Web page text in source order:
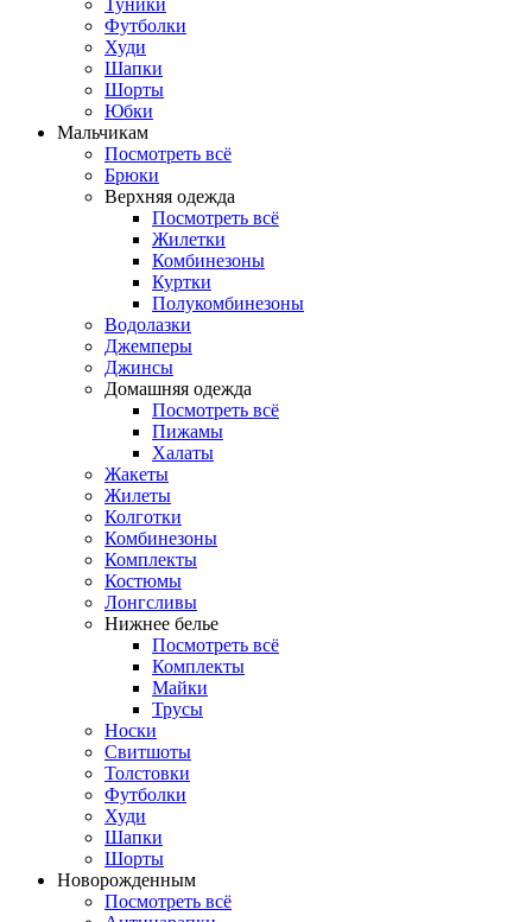
Футболки
Худи
Шапки
Шорты
Юбки
Мальчикам
Посмотреть всё
Брюки
Верхняя одежда
Посмотреть всё
Жилетки
Комбинезоны
Куртки
Полукомбинезоны
Водолазки
Джемперы
Джинсы
Домашняя одежда
Посмотреть всё
Пижамы
Халаты
Жакеты
Жилеты
Колготки
Комбинезоны
Комплекты
Костюмы
Лонгсливы
Нижнее белье
Посмотреть всё
Комплекты
Майки
Трусы
Носки
Свитшоты
Толстовки
Футболки
Худи
Шапки
Шорты
Новорожденным
Посмотреть всё